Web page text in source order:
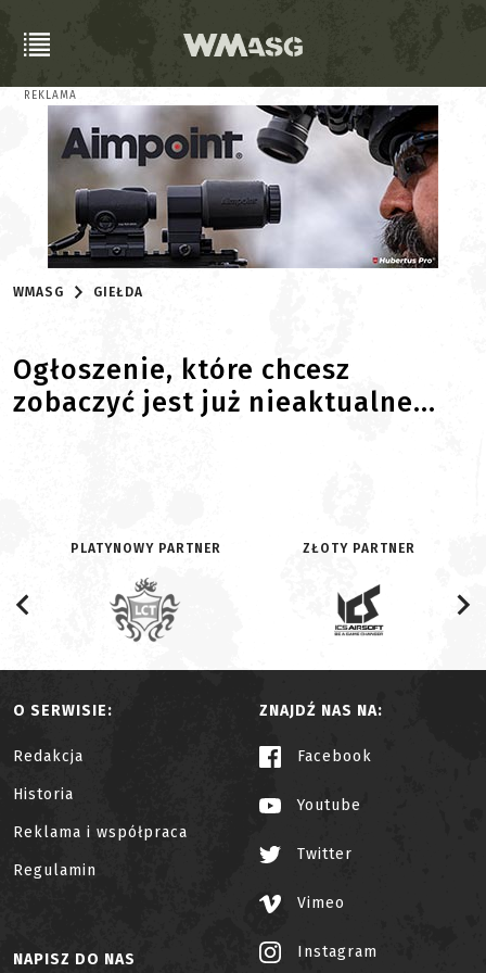
REKLAMA
WMASG GIEŁDA
Ogłoszenie, które chcesz
zobaczyć jest już nieaktualne...
PLATYNOWY PARTNER ZŁOTY PARTNER
O SERWISIE:
Redakcja
Historia
Reklama i współpraca
Regulamin
ZNAJDŹ NAS NA:
Facebook
Youtube
Twitter
Vimeo
Instagram
NAPISZ DO NAS